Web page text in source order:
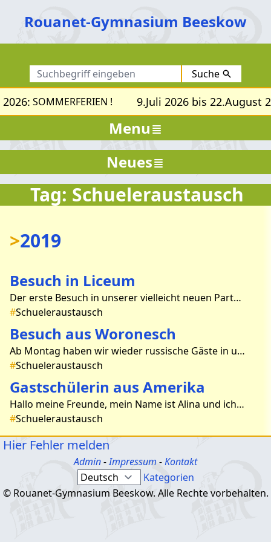
Rouanet-Gymnasium Beeskow
Suche
SOMMERFERIEN ! 9.Juli 2026 bis 22.August
Menu
Tag: Schueleraustausch
>2019
Besuch in Liceum
Der erste Besuch in unserer vielleicht neuen Partnerschule fand am 06.09.19 statt. Eine kleine Gruppe von SchülerInnen hatte die Möglichkeit, die Schule kennenzulernen. Nach der Be
#Schueleraustausch
Besuch aus Woronesch
Ab Montag haben wir wieder russische Gäste in unserem Gymnasium. Sie werden unsere Schule und Beeskow kennen lernen, Dresden und Potsdam besuchen und hoffentlich viel Freude bei allen
#Schueleraustausch
Gastschülerin aus Amerika
Hallo meine Freunde, mein Name ist Alina und ich bin eine Gastschülerin aus Amerika. Ich habe schon ein bisschen über eure Schule gelesen und ich war erstaunt, dass ihr die erste
#Schueleraustausch
Neues
Hier Fehler melden
Admin-Impressum -Kontakt
Kategorien
© Rouanet-Gymnasium Beeskow. Alle Rechte vorbehalten.